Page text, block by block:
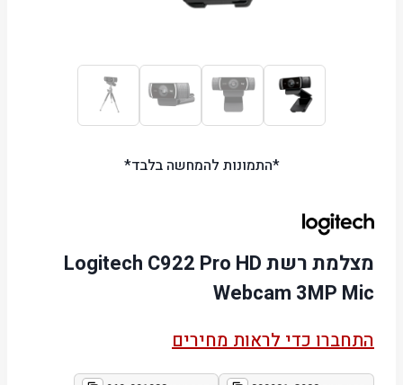
*התמונות להמחשה בלבד*
מצלמת רשת Logitech C922 Pro HD
Webcam 3MP Mic
התחברו כדי לראות מחירים